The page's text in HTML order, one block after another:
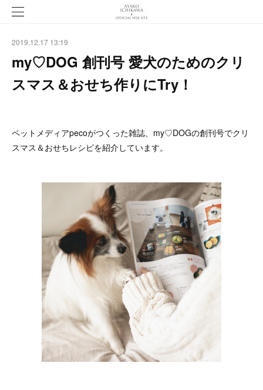
2019.12.17 13:19
my♡DOG 創刊号 愛犬のためのクリ
スマス＆おせち作りにTry！
ペットメディアpecoがつくった雑誌、my♡DOGの創刊号でクリ
スマス＆おせちレシピを紹介しています。